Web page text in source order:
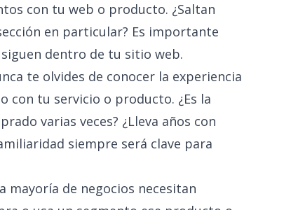
con tu web o producto. ¿Saltan
en particular? Es importante
dentro de tu sitio web.
te olvides de conocer la experiencia
con tu servicio o producto. ¿Es la
varias veces? ¿Lleva años con
siempre será clave para
mayoría de negocios necesitan